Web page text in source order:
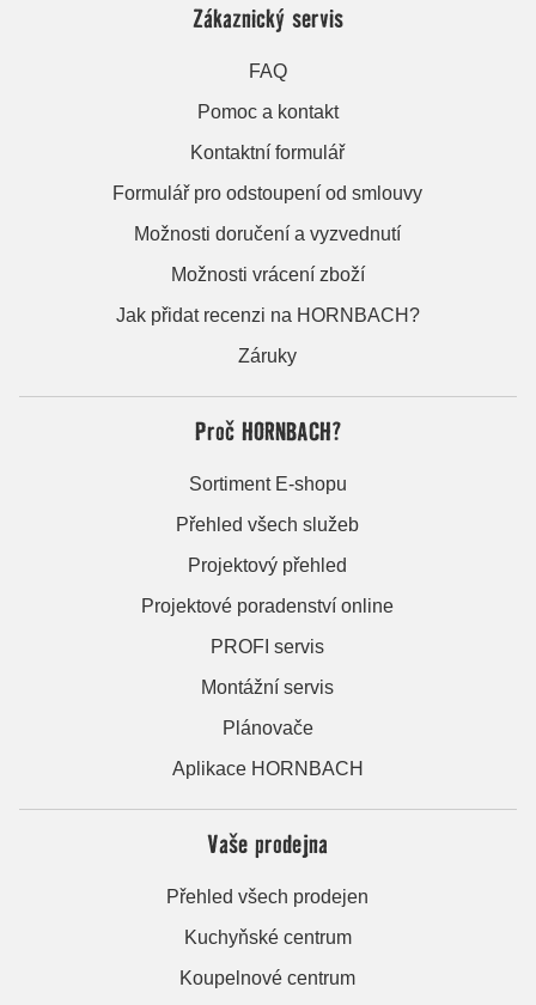
Zákaznický servis
FAQ
Pomoc a kontakt
Kontaktní formulář
Formulář pro odstoupení od smlouvy
Možnosti doručení a vyzvednutí
Možnosti vrácení zboží
Jak přidat recenzi na HORNBACH?
Záruky
Proč HORNBACH?
Sortiment E-shopu
Přehled všech služeb
Projektový přehled
Projektové poradenství online
PROFI servis
Montážní servis
Plánovače
Aplikace HORNBACH
Vaše prodejna
Přehled všech prodejen
Kuchyňské centrum
Koupelnové centrum